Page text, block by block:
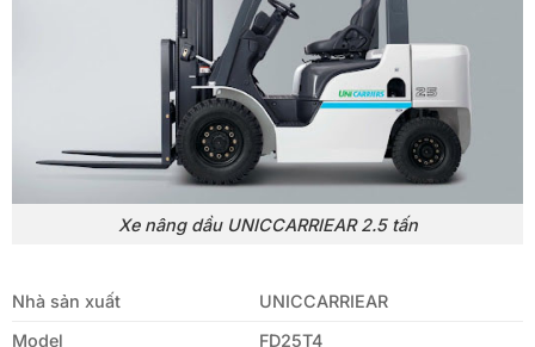
Xe nâng dầu UNICCARRIEAR 2.5 tấn
Nhà sản xuất
UNICCARRIEAR
Model
FD25T4